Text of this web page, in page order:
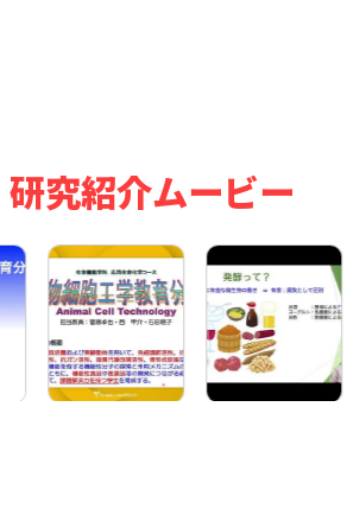
研究紹介ムービー